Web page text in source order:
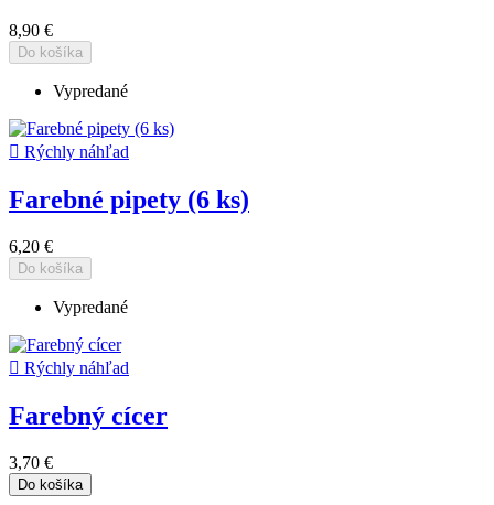
8,90 €
Do košíka
Vypredané
 Rýchly náhľad
Farebné pipety (6 ks)
6,20 €
Do košíka
Vypredané
 Rýchly náhľad
Farebný cícer
3,70 €
Do košíka